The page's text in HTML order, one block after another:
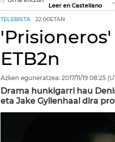
Leer en Castellano
TELEBISTA 22:00ETAN
ETB2n
Azken eguneratzea: 2017/11/19 08:25
Drama hunkigarri hau
eta Jake Gyllenhaal dira